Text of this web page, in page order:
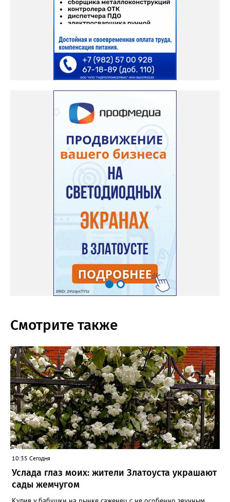
Смотрите также
10:35 Сегодня
Услада глаз моих: жители Златоуста украшают
сады жемчугом